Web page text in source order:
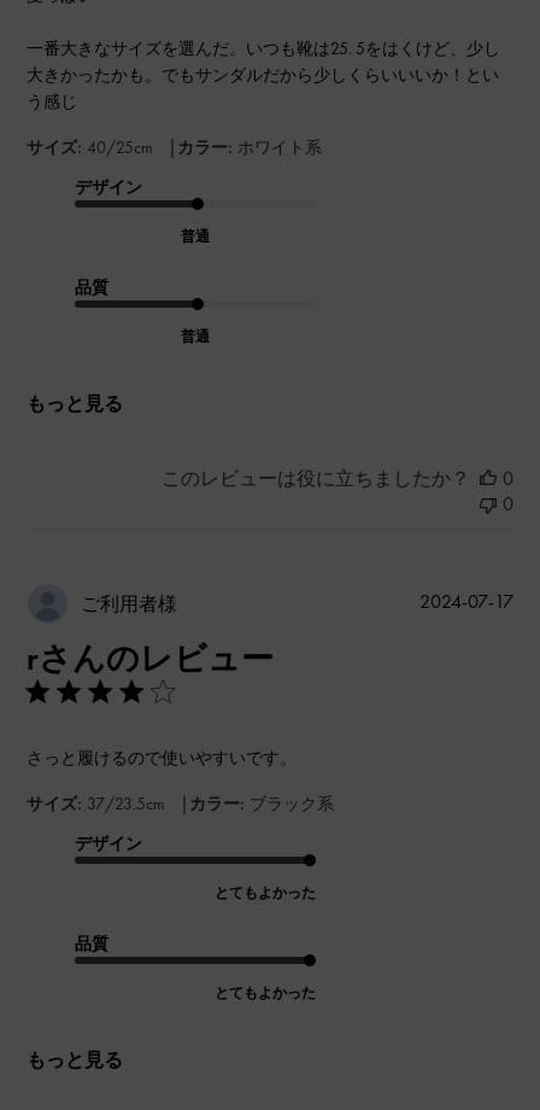
一番大きなサイズを選んだ。いつも靴は25. 5をはくけど、少し
大きかったかも。でもサンダルだから少しくらいいいか！とい
う感じ
サイズ: 40/25cm | カラー: ホワイト系
デザイン
普通
品質
普通
もっと見る
このレビューは役に立ちましたか？
0
0
ご利用者様
rさんのレビュー
さっと履けるので使いやすいです。
サイズ: 37/23.5cm | カラー: ブラック系
デザイン
とてもよかった
品質
とてもよかった
もっと見る
公
2024-07-17